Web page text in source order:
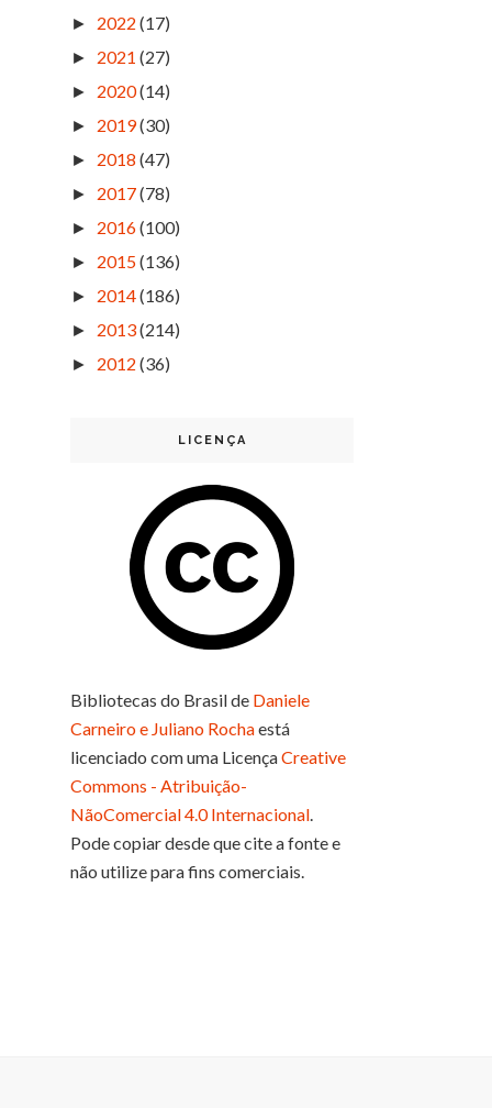
► 2022 (17)
► 2021 (27)
► 2020(14)
► 2019(30)
► 2018 (47)
► 2017(78)
► 2016(100)
► 2015(136)
► 2014(186)
► 2013(214)
► 2012 (36)
LICENÇA
Bibliotecas do Brasilde Daniele
Carneiro e Juliano Rochaestá
licenciado com uma LicençaCreative
Commons - Atribuição-
NãoComercial 4.0 Internacional.
Pode copiar desde que cite a fonte e
não utilize para fins comerciais.